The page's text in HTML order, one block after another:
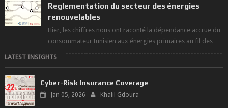
Reglementation du secteur des énergies
renouvelables
Hier, les chiffres nous ont raconté la dépendance accrue du
consommateur tunisien aux énergies primaires au fil des
dernières décennies ( ...
LATEST INSIGHTS
Cyber-Risk Insurance Coverage
Jan 05, 2026 Khalil Gdoura